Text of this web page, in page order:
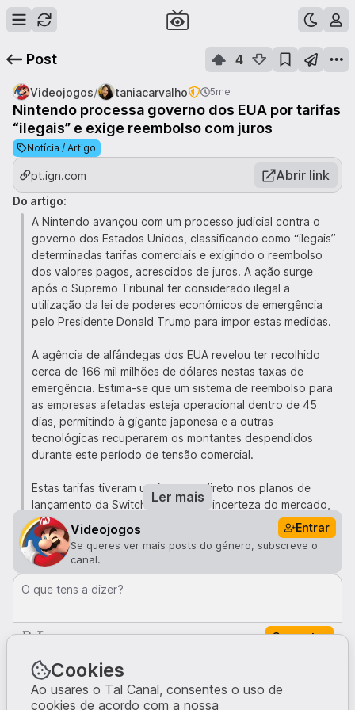
Post 4
Videojogos/ taniacarvalho 5me
Nintendo processa governo dos EUA por tarifas
“ilegais” e exige reembolso com juros
Notícia / Artigo
pt.ign.com Abrir link
Do artigo:
A Nintendo avançou com um processo judicial contra o
governo dos Estados Unidos, classificando como “ilegais”
determinadas tarifas comerciais e exigindo o reembolso
dos valores pagos, acrescidos de juros. A ação surge
após o Supremo Tribunal ter considerado ilegal a
utilização da lei de poderes económicos de emergência
pelo Presidente Donald Trump para impor estas medidas.
A agência de alfândegas dos EUA revelou ter recolhido
cerca de 166 mil milhões de dólares nestas taxas de
emergência. Estima-se que um sistema de reembolso para
as empresas afetadas esteja operacional dentro de 45
dias, permitindo à gigante japonesa e a outras
tecnológicas recuperarem os montantes despendidos
durante este período de tensão comercial.
Estas tarifas tiveram um impacto direto nos planos de
lançamento da Switch 2. Devido à incerteza do mercado,
a Nintendo tomou a decisão pouco habitual de adiar as
pré-reservas da consola nos Estados Unidos, embora
tenha mantido a data de lançamento para junho de 2025.
A empresa teve ainda de aumentar o preço de vários
acessórios oficiais para compensar os custos.
Para tentar manter o preço base da consola nos 449,99
dólares e evitar taxas de importação mais elevadas, a
unidades fabricadas no Vietname em vez da China. Na
prática, as tarifas funcionam como impostos que, na
maioria das vezes, acabam por ser refletidos no preço
Ler mais
Videojogos Entrar
Se queres ver mais posts do género, subscreve o
canal.
O que tens a dizer?
Comentar
Comentários · 0
Cookies
Ao usares o Tal Canal, consentes o uso de
cookies de acordo com a nossa